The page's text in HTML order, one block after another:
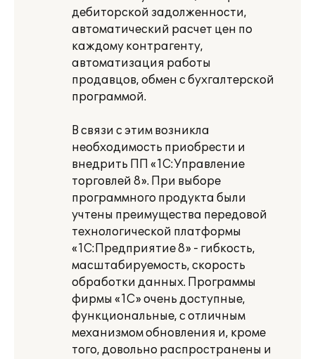
дебиторской задолженности,
автоматический расчет цен по
каждому контрагенту,
автоматизация работы
продавцов, обмен с бухгалтерской
программой.
В связи с этим возникла
необходимость приобрести и
внедрить ПП «1С:Управление
торговлей 8». При выборе
программного продукта были
учтены преимущества передовой
технологической платформы
«1С:Предприятие 8» - гибкость,
масштабируемость, скорость
обработки данных. Программы
фирмы «1С» очень доступные,
функциональные, с отличным
механизмом обновления и, кроме
того, довольно распространены и